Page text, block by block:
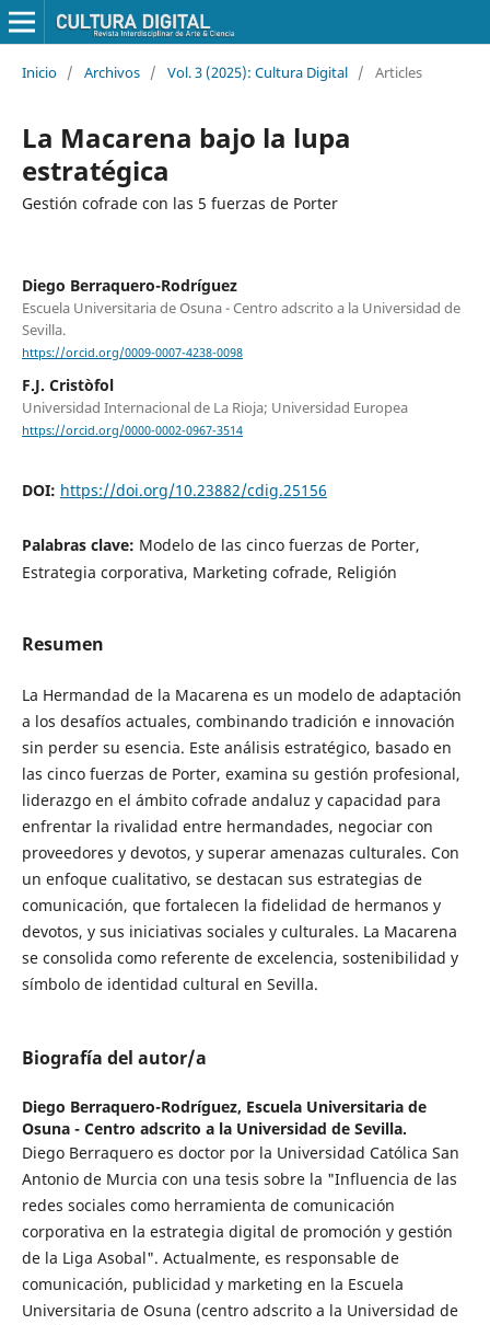
Inicio / Archivos / Vol. 3 (2025): Cultura Digital / Articles
La Macarena bajo la lupa
estratégica
Gestión cofrade con las 5 fuerzas de Porter
Diego Berraquero-Rodríguez
Escuela Universitaria de Osuna - Centro adscrito a la Universidad de
Sevilla.
https://orcid.org/0009-0007-4238-0098
F.J. Cristòfol
Universidad Internacional de La Rioja; Universidad Europea
https://orcid.org/0000-0002-0967-3514
DOI: https://doi.org/10.23882/cdig.25156
Palabras clave: Modelo de las cinco fuerzas de Porter,
Estrategia corporativa, Marketing cofrade, Religión
Resumen
La Hermandad de la Macarena es un modelo de adaptación
a los desafíos actuales, combinando tradición e innovación
sin perder su esencia. Este análisis estratégico, basado en
las cinco fuerzas de Porter, examina su gestión profesional,
liderazgo en el ámbito cofrade andaluz y capacidad para
enfrentar la rivalidad entre hermandades, negociar con
proveedores y devotos, y superar amenazas culturales. Con
un enfoque cualitativo, se destacan sus estrategias de
comunicación, que fortalecen la fidelidad de hermanos y
devotos, y sus iniciativas sociales y culturales. La Macarena
se consolida como referente de excelencia, sostenibilidad y
símbolo de identidad cultural en Sevilla.
Biografía del autor/a
Diego Berraquero-Rodríguez, Escuela Universitaria de
Osuna - Centro adscrito a la Universidad de Sevilla.
Diego Berraquero es doctor por la Universidad Católica San
Antonio de Murcia con una tesis sobre la "Influencia de las
redes sociales como herramienta de comunicación
corporativa en la estrategia digital de promoción y gestión
de la Liga Asobal". Actualmente, es responsable de
comunicación, publicidad y marketing en la Escuela
Universitaria de Osuna (centro adscrito a la Universidad de